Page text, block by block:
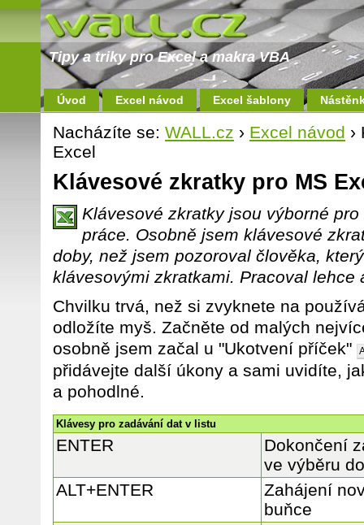
Tipy a triky pro Excel a makra VBA
Úvod Excel návod Excel šablony
Nacházíte se: WALL.cz › Excel návod ›
Excel
Klávesové zkratky pro MS
Klávesové zkratky jsou výborné
práce. Osobně jsem klávesové
doby, než jsem pozoroval člověka,
klávesovými zkratkami. Pracoval lehce
Chvilku trvá, než si zvyknete na
odložíte myš. Začněte od malých
osobně jsem začal u "Ukotvení příček"
přidávejte další úkony a sami uvidíte,
a pohodlné.
Klávesy pro zadávání dat v listu
ENTER
Dokončení
ve výběru
ALT+ENTER
Zahájení
buňce